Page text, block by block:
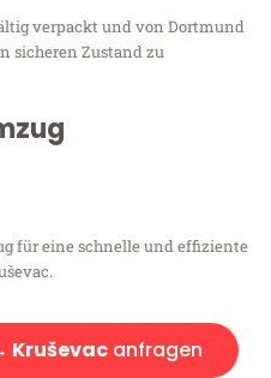
verpackt und von Dortmund
sicheren Zustand zu
für eine schnelle und effiziente
Kruševac anfragen